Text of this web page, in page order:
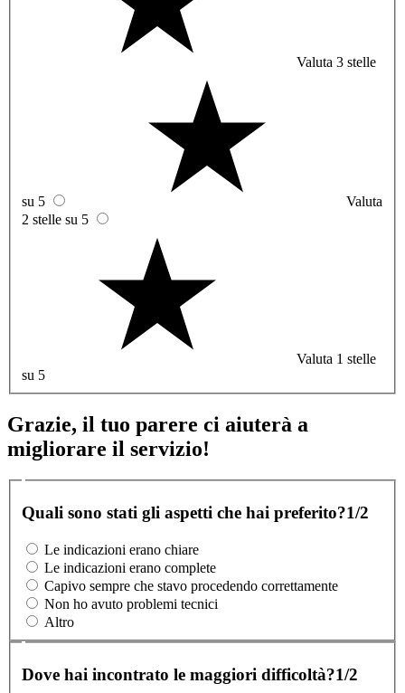
Valuta 3 stelle
su 5
Valuta
2 stelle su 5
Valuta 1 stelle
su 5
Grazie, il tuo parere ci aiuterà a
migliorare il servizio!
Quali sono stati gli aspetti che hai preferito?1/2
Le indicazioni erano chiare
Le indicazioni erano complete
Capivo sempre che stavo procedendo correttamente
Non ho avuto problemi tecnici
Altro
Dove hai incontrato le maggiori difficoltà?1/2